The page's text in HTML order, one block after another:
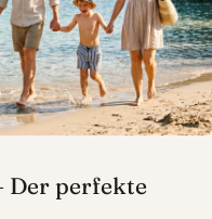
Der perfekte